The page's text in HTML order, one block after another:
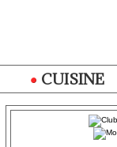
CUISINE